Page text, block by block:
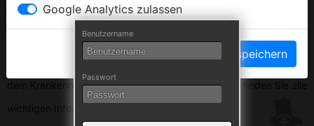
Herzlich Willkommen auf den Seiten der
Krankenhäuser Sachsen-Anhalts
Die Krankenhausgesellschaft Sachsen-Anhalt begrüßt Sie auf
dem Krankenhausverzeichnis Sachsen-Anhalt. Hier finden Sie alle
Benutzername
Passwort
Google Analytics zulassen
Einstellungen speichern